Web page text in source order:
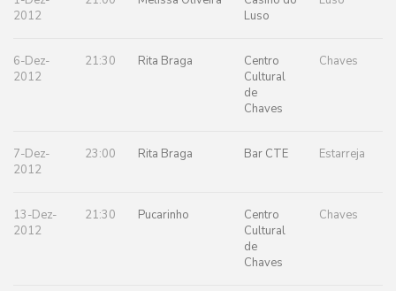
2012
Luso
6-Dez-
2012
21:30 Rita Braga
Centro
Cultural
de
Chaves
Chaves
7-Dez-
2012
23:00 Rita Braga Bar CTE Estarreja
13-Dez-
2012
21:30 Pucarinho
Centro
Cultural
de
Chaves
Chaves